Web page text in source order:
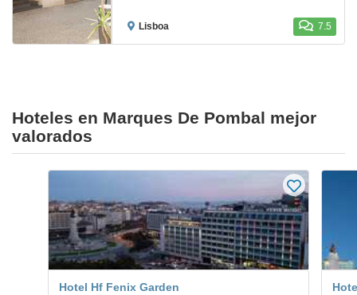
Lisboa 7.5
Hoteles en Marques De Pombal mejor
valorados
Hotel Hf Fenix Garden